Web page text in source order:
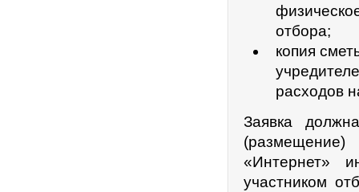
отбора;
копия
расходов
Заявка
«Интернет»
участником